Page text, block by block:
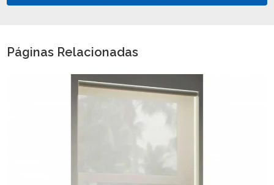
Páginas Relacionadas